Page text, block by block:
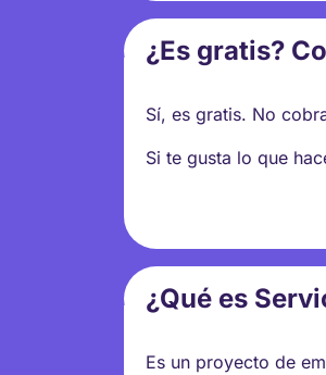
¿Es gratis?
Sí, es gratis. No
Si te gusta lo que
¿Qué es
Es un proyecto de